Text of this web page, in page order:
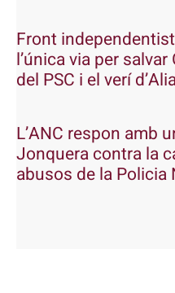
Front
l’única via per
del PSC i el verí
L’ANC respon amb
Jonquera contra la
abusos de la Policia